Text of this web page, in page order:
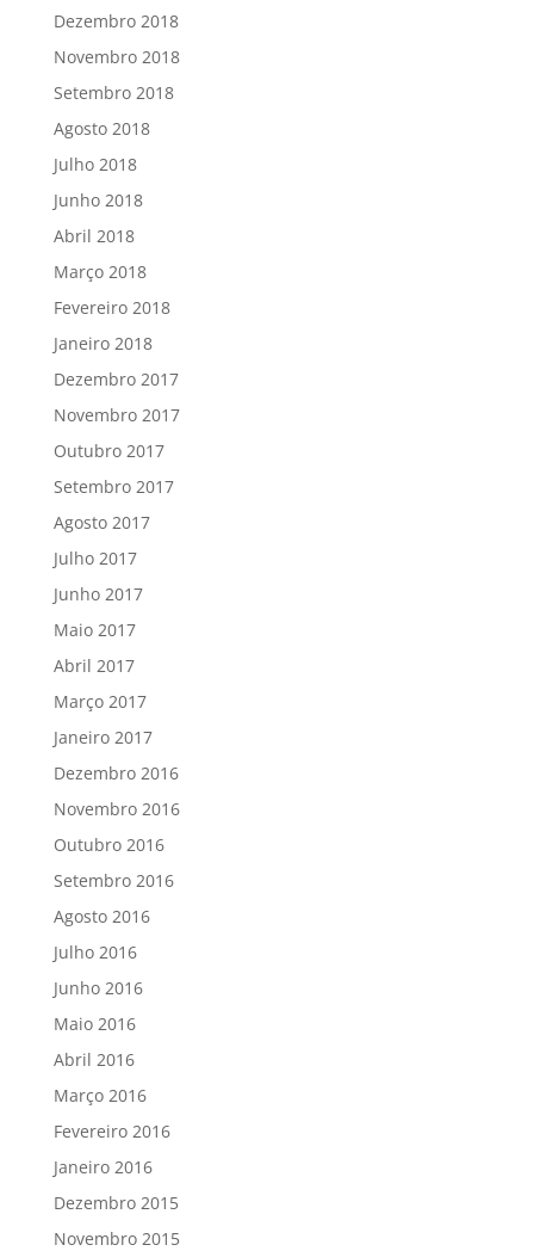
Dezembro 2018
Novembro 2018
Setembro 2018
Agosto 2018
Julho 2018
Junho 2018
Abril 2018
Março 2018
Fevereiro 2018
Janeiro 2018
Dezembro 2017
Novembro 2017
Outubro 2017
Setembro 2017
Agosto 2017
Julho 2017
Junho 2017
Maio 2017
Abril 2017
Março 2017
Janeiro 2017
Dezembro 2016
Novembro 2016
Outubro 2016
Setembro 2016
Agosto 2016
Julho 2016
Junho 2016
Maio 2016
Abril 2016
Março 2016
Fevereiro 2016
Janeiro 2016
Dezembro 2015
Novembro 2015